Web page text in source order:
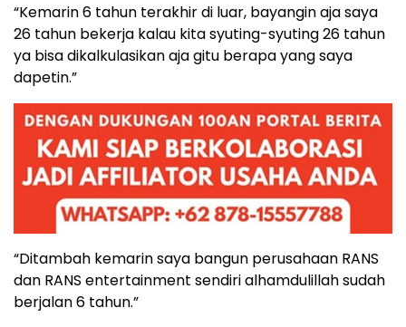
“Kemarin 6 tahun terakhir di luar, bayangin aja saya
26 tahun bekerja kalau kita syuting-syuting 26 tahun
ya bisa dikalkulasikan aja gitu berapa yang saya
dapetin.”
“Ditambah kemarin saya bangun perusahaan RANS
dan RANS entertainment sendiri alhamdulillah sudah
berjalan 6 tahun.”